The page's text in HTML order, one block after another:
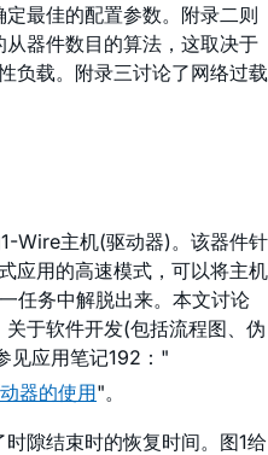
最佳的配置参数。附录二则
器件数目的算法，这取决于
负载。附录三讨论了网络过载
Wire主机(驱动器)。该器件针
应用的高速模式，可以将主机
任务中解脱出来。本文讨论
于软件开发(包括流程图、伪
见应用笔记192："
器的使用"。
隙结束时的恢复时间。图1给